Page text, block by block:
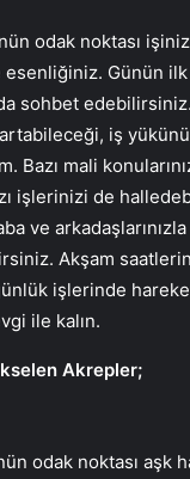
odak noktası
esenliğiniz. Günün ilk
sohbet edebilirsiniz.
artabileceği, iş
Bazı mali
işlerinizi de
ve
Akşam
işlerinde
ile kalın.
Akrepler;
odak noktası aşk